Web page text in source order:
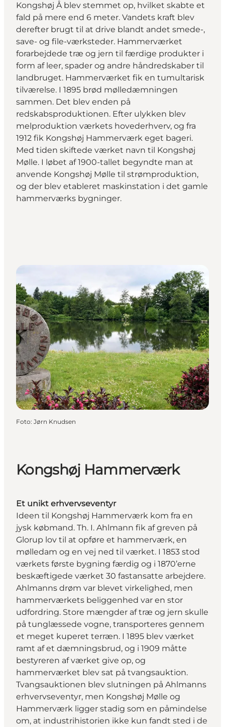
Kongshøj Å blev stemmet op, hvilket skabte et
fald på mere end 6 meter. Vandets kraft blev
derefter brugt til at drive blandt andet smede-,
save- og file-værksteder. Hammerværket
forarbejdede træ og jern til færdige produkter i
form af leer, spader og andre håndredskaber til
landbruget. Hammerværket fik en tumultarisk
tilværelse. I 1895 brød mølledæmningen
sammen. Det blev enden på
redskabsproduktionen. Efter ulykken blev
melproduktion værkets hovederhverv, og fra
1912 fik Kongshøj Hammerværk eget bageri.
Med tiden skiftede værket navn til Kongshøj
Mølle. I løbet af 1900-tallet begyndte man at
anvende Kongshøj Mølle til strømproduktion,
og der blev etableret maskinstation i det gamle
hammerværks bygninger.
Foto: Jørn Knudsen
Kongshøj Hammerværk
Et unikt erhvervseventyr
Ideen til Kongshøj Hammerværk kom fra en
jysk købmand. Th. I. Ahlmann fik af greven på
Glorup lov til at opføre et hammerværk, en
mølledam og en vej ned til værket. I 1853 stod
værkets første bygning færdig og i 1870’erne
beskæftigede værket 30 fastansatte arbejdere.
Ahlmanns drøm var blevet virkelighed, men
hammerværkets beliggenhed var en stor
udfordring. Store mængder af træ og jern skulle
på tunglæssede vogne, transporteres gennem
et meget kuperet terræn. I 1895 blev værket
ramt af et dæmningsbrud, og i 1909 måtte
bestyreren af værket give op, og
hammerværket blev sat på tvangsauktion.
Tvangsauktionen blev slutningen på Ahlmanns
erhvervseventyr, men Kongshøj Mølle og
Hammerværk ligger stadig som en påmindelse
om, at industrihistorien ikke kun fandt sted i de